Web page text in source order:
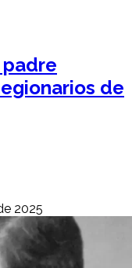
de
2025